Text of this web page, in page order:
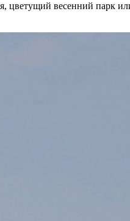
весенний парк